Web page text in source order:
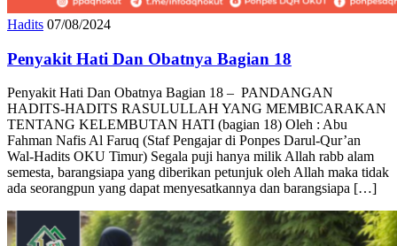
Penyakit Hati Dan Obatnya Bagian 18
Penyakit Hati Dan Obatnya Bagian 18 – PANDANGAN
TENTANG KELEMBUTAN HATI (bagian 18) Oleh : Abu
Fahman Nafis Al Faruq (Staf Pengajar di Ponpes Darul-Qur’an
Wal-Hadits OKU Timur) Segala puji hanya milik Allah rabb alam
semesta, barangsiapa yang diberikan petunjuk oleh Allah maka tidak
ada seorangpun yang dapat menyesatkannya dan barangsiapa […]